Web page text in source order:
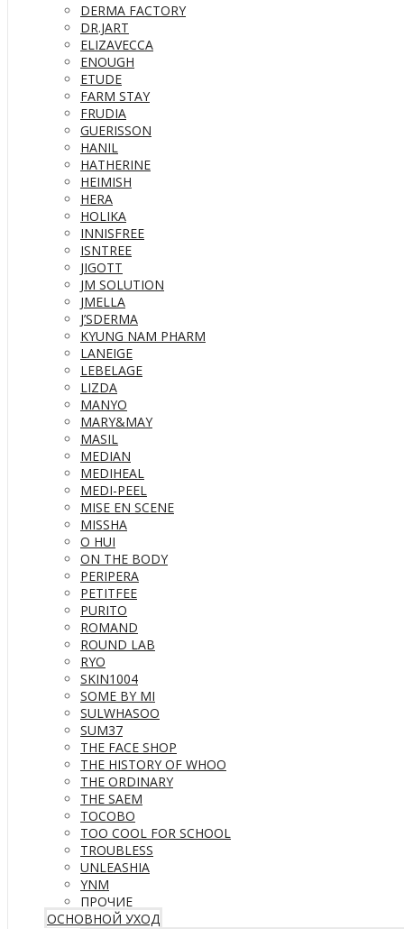
DERMA FACTORY
DR.JART
ELIZAVECCA
ENOUGH
ETUDE
FARM STAY
FRUDIA
GUERISSON
HANIL
HATHERINE
HEIMISH
HERA
HOLIKA
INNISFREE
ISNTREE
JIGOTT
JM SOLUTION
JMELLA
J’SDERMA
KYUNG NAM PHARM
LANEIGE
LEBELAGE
LIZDA
MANYO
MARY&MAY
MASIL
MEDIAN
MEDIHEAL
MEDI-PEEL
MISE EN SCENE
MISSHA
O HUI
ON THE BODY
PERIPERA
PETITFEE
PURITO
ROMAND
ROUND LAB
RYO
SKIN1004
SOME BY MI
SULWHASOO
SUM37
THE FACE SHOP
THE HISTORY OF WHOO
THE ORDINARY
THE SAEM
TOCOBO
TOO COOL FOR SCHOOL
TROUBLESS
UNLEASHIA
YNM
ПРОЧИЕ
ОСНОВНОЙ УХОД